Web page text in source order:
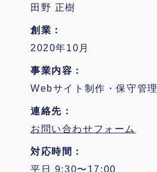
田野 正樹
創業
2020年10月
事業内容
Webサイト制作・保守管理
連絡先
お問い合わせフォーム
対応時間
平日 9:30〜17:00